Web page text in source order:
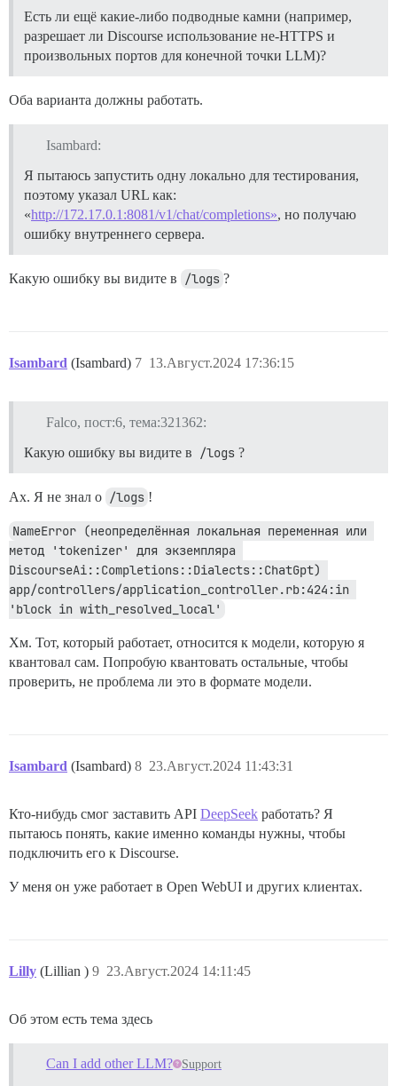
Есть ли ещё какие-либо подводные камни (например,
разрешает ли Discourse использование не-HTTPS и
произвольных портов для конечной точки LLM)?
Оба варианта должны работать.
Isambard:
Я пытаюсь запустить одну локально для тестирования,
поэтому указал URL как:
«http://172.17.0.1:8081/v1/chat/completions», но получаю
ошибку внутреннего сервера.
Какую ошибку вы видите в /logs ?
Isambard (Isambard) 13.Август.2024 17:36:15
7
Falco, пост:6, тема:321362:
Какую ошибку вы видите в
/logs ?
Ах. Я не знал о /logs !
NameError (неопределённая локальная переменная или
метод 'tokenizer' для экземпляра
DiscourseAi::Completions::Dialects::ChatGpt)
app/controllers/application_controller.rb:424:in
'block in with_resolved_local'
Хм. Тот, который работает, относится к модели, которую я
квантовал сам. Попробую квантовать остальные, чтобы
проверить, не проблема ли это в формате модели.
Isambard (Isambard) 23.Август.2024 11:43:31
8
Кто-нибудь смог заставить API DeepSeek работать? Я
пытаюсь понять, какие именно команды нужны, чтобы
подключить его к Discourse.
У меня он уже работает в Open WebUI и других клиентах.
Lilly (Lillian ) 23.Август.2024 14:11:45
9
Об этом есть тема здесь
Can I add other LLM? Support